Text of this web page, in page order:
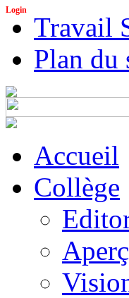
Login
Travail
Plan du
Accueil
Collège